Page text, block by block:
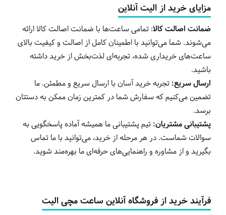
مزایای خرید از الیت آنلاین
ضمانت اصالت کالا: تمامی ساعت‌ها با ضمانت اصالت کالا ارائه
می‌شوند. شما می‌توانید با اطمینان کامل از اصالت و کیفیت بالای
ساعت‌های خریداری شده، تجربه‌ای لذت‌بخش از خرید داشته
باشید.
ارسال سریع: تجربه خرید آسان با ارسال سریع و مطمئن. ما
تضمین می‌کنیم که سفارش شما در کمترین زمان ممکن به دستتان
برسد.
پشتیبانی مشتریان: تیم پشتیبانی ما همیشه آماده پاسخگویی به
سوالات شماست. در هر مرحله از خرید، می‌توانید با ما تماس
بگیرید و از مشاوره و راهنمایی‌های حرفه‌ای ما بهره‌مند شوید.
فرآیند خرید از فروشگاه آنلاین ساعت مچی الیت